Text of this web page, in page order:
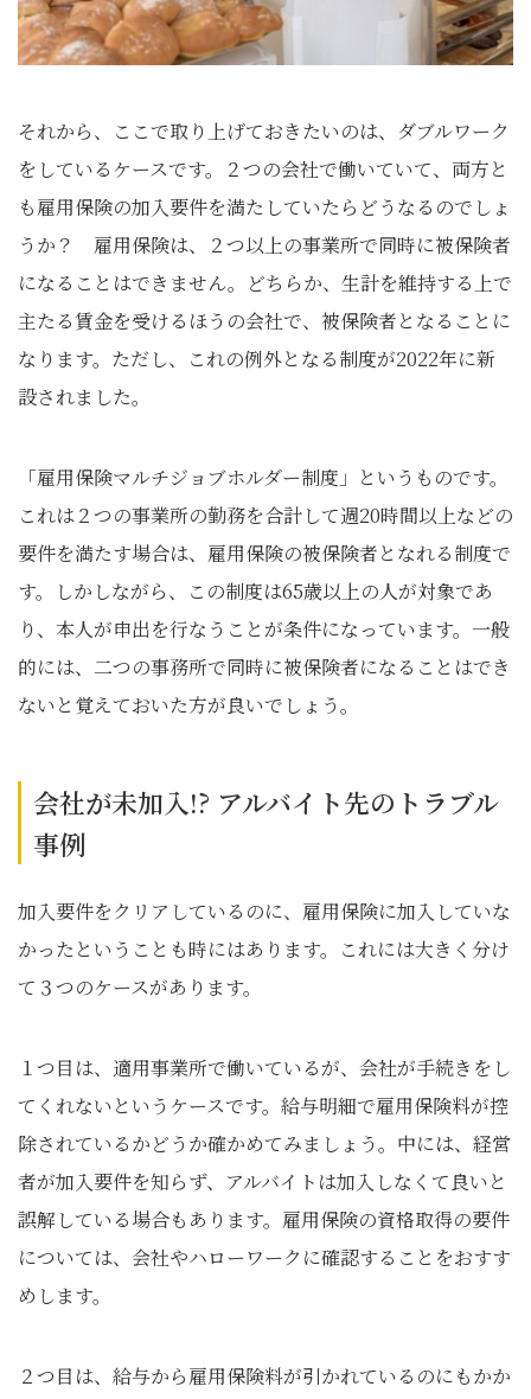
それから、ここで取り上げておきたいのは、ダブルワーク
をしているケースです。２つの会社で働いていて、両方と
も雇用保険の加入要件を満たしていたらどうなるのでしょ
うか？ 雇用保険は、２つ以上の事業所で同時に被保険者
になることはできません。どちらか、生計を維持する上で
主たる賃金を受けるほうの会社で、被保険者となることに
なります。ただし、これの例外となる制度が2022年に新
設されました。
「雇用保険マルチジョブホルダー制度」というものです。
これは２つの事業所の勤務を合計して週20時間以上などの
要件を満たす場合は、雇用保険の被保険者となれる制度で
す。しかしながら、この制度は65歳以上の人が対象であ
り、本人が申出を行なうことが条件になっています。一般
的には、二つの事務所で同時に被保険者になることはでき
ないと覚えておいた方が良いでしょう。
会社が未加入!? アルバイト先のトラブル
事例
加入要件をクリアしているのに、雇用保険に加入していな
かったということも時にはあります。これには大きく分け
て３つのケースがあります。
１つ目は、適用事業所で働いているが、会社が手続きをし
てくれないというケースです。給与明細で雇用保険料が控
除されているかどうか確かめてみましょう。中には、経営
者が加入要件を知らず、アルバイトは加入しなくて良いと
誤解している場合もあります。雇用保険の資格取得の要件
については、会社やハローワークに確認することをおすす
めします。
２つ目は、給与から雇用保険料が引かれているのにもかか